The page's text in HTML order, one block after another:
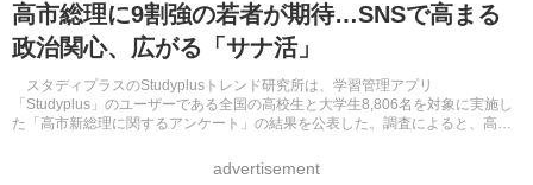
8月開催イベント・WS 全国公立高校 過去問 人気記事
自由研究教材（小学生向け） 自由研究教材（中学生向け）
高市総理に9割強の若者が期待…SNSで高まる
政治関心、広がる「サナ活」
スタディプラスのStudyplusトレンド研究所は、学習管理アプリ
「Studyplus」のユーザーである全国の高校生と大学生8,806名を対象に実施し
た「高市新総理に関するアンケート」の結果を公表した。調査によると、高市
advertisement